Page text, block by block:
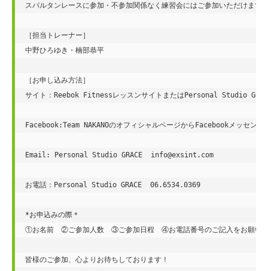
スパルタンレースに参加・不参加関係なく練習会にはご参加いただけます
［担当トレーナー］
中野ひろゆき・楠部恭平
［お申し込み方法］
サイト：Reebok FitnessレッスンサイトまたはPersonal Studio
Facebook:Team NAKANOのオフィシャルページからFacebookメッセンジ
Email: Personal Studio GRACE  info@exsint.com
お電話：Personal Studio GRACE  06.6534.0369
*お申込みの際＊
①お名前　②ご参加人数　③ご参加日程　④お電話番号のご記入をお願い
皆様のご参加、心よりお待ちしております！